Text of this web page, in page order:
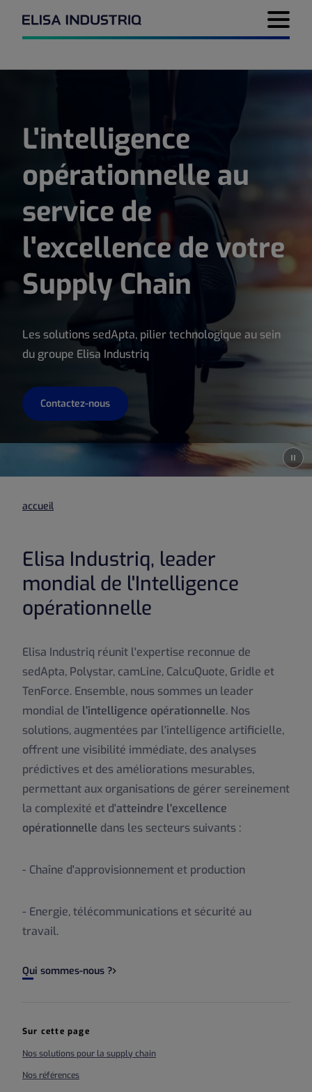
Menu
L'intelligence
opérationnelle au
service de
l'excellence de votre
Supply Chain
Les solutions sedApta, pilier technologique au sein
du groupe Elisa Industriq
Contactez-nous
Pause
accueil
Elisa Industriq, leader
mondial de l'Intelligence
opérationnelle
Elisa Industriq réunit l'expertise reconnue de
sedApta, Polystar, camLine, CalcuQuote, Gridle et
TenForce. Ensemble, nous sommes un leader
mondial de l'intelligence opérationnelle. Nos
solutions, augmentées par l'intelligence artificielle,
offrent une visibilité immédiate, des analyses
prédictives et des améliorations mesurables,
permettant aux organisations de gérer sereinement
la complexité et d'atteindre l'excellence
opérationnelle dans les secteurs suivants :
- Chaîne d'approvisionnement et production
- Energie, télécommunications et sécurité au
travail.
Qui sommes-nous ?
Sur cette page
Nos solutions pour la supply chain
Nos références